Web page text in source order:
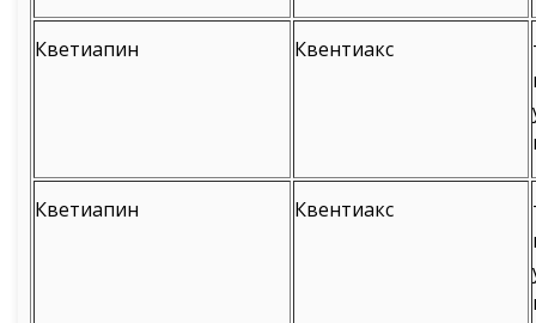
Кветиапин Квентиакс
Кветиапин Квентиакс